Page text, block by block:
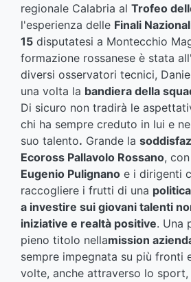
regionale Calabria al Trofeo
l'esperienza delle Finali
15 disputatesi a Montecchio
formazione rossanese è stata
diversi osservatori tecnici,
una volta la bandiera della
Di sicuro non tradirà le
chi ha sempre creduto in lui e
suo talento. Grande la
Ecoross Pallavolo Rossano,
Eugenio Pulignano e i dirigenti
raccogliere i frutti di una
a investire sui giovani talenti
iniziative e realtà positive. Una
pieno titolo nellamission
sempre impegnata su più fronti
volte, anche attraverso lo sport,